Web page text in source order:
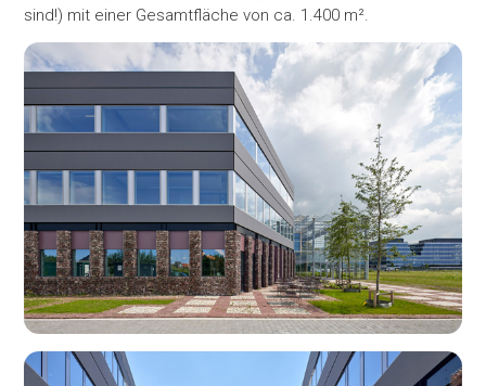
sind!) mit einer Gesamtfläche von ca. 1.400 m².